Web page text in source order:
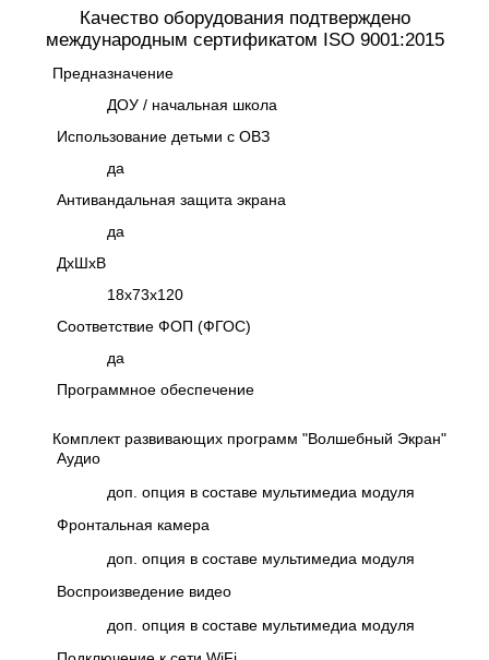
Качество оборудования подтверждено
международным сертификатом ISO 9001:2015
Предназначение
ДОУ / начальная школа
Использование детьми с ОВЗ
да
Антивандальная защита экрана
да
ДхШхВ
18х73х120
Соответствие ФОП (ФГОС)
да
Программное обеспечение
Комплект развивающих программ "Волшебный Экран"
Аудио
доп. опция в составе мультимедиа модуля
Фронтальная камера
доп. опция в составе мультимедиа модуля
Воспроизведение видео
доп. опция в составе мультимедиа модуля